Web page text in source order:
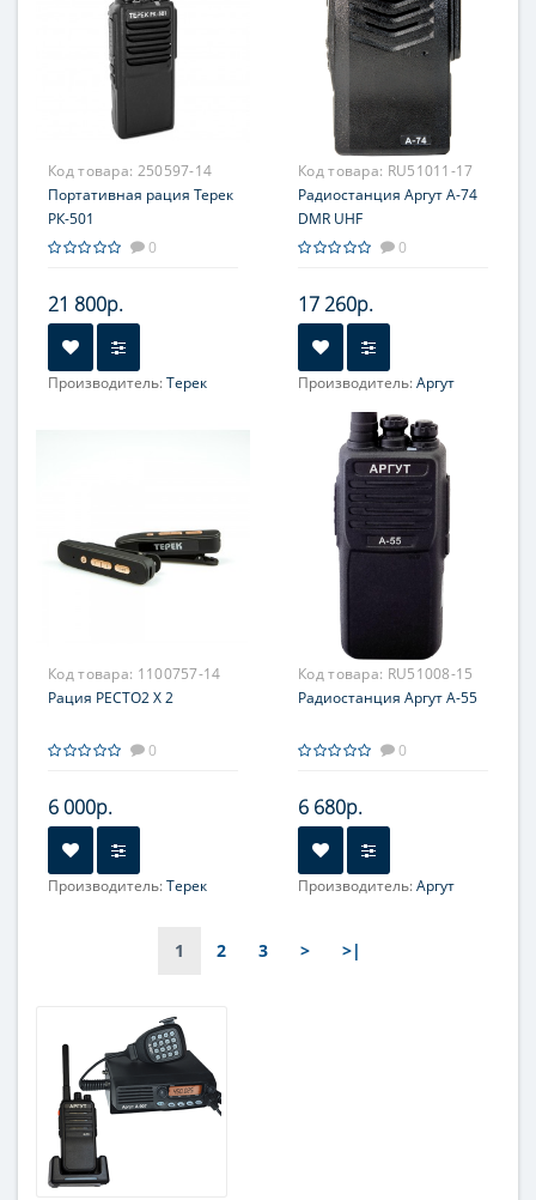
Код товара: 250597-14
Портативная рация Терек
РК-501
0
21 800р.
Производитель:Терек
Код товара: RU51011-17
Радиостанция Аргут А-74
DMR UHF
0
17 260р.
Производитель:Аргут
Код товара: 1100757-14
Рация РЕСТО2 X 2
0
6 000р.
Производитель:Терек
Код товара: RU51008-15
Радиостанция Аргут А-55
0
6 680р.
Производитель:Аргут
1 2 3 > >|